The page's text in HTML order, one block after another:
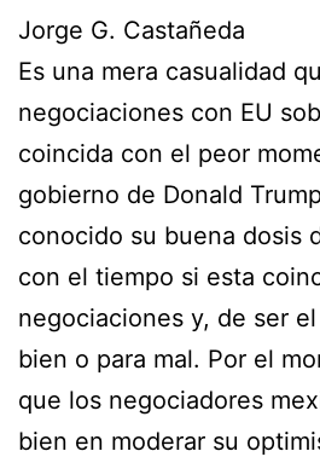
Jorge G. Castañeda
Es una mera casualidad
negociaciones con EU
coincida con el peor
gobierno de Donald
conocido su buena dosis
con el tiempo si esta
negociaciones y, de ser
bien o para mal. Por el
que los negociadores
bien en moderar su